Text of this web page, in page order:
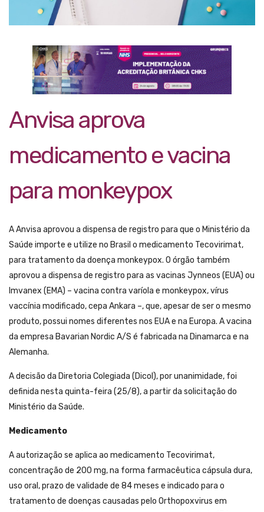
Anvisa aprova
medicamento e vacina
para monkeypox
A Anvisa aprovou a dispensa de registro para que o Ministério da
Saúde importe e utilize no Brasil o medicamento Tecovirimat,
para tratamento da doença monkeypox. O órgão também
aprovou a dispensa de registro para as vacinas Jynneos (EUA) ou
Imvanex (EMA) – vacina contra varíola e monkeypox, vírus
vaccínia modificado, cepa Ankara –, que, apesar de ser o mesmo
produto, possui nomes diferentes nos EUA e na Europa. A vacina
da empresa Bavarian Nordic A/S é fabricada na Dinamarca e na
Alemanha.
A decisão da Diretoria Colegiada (Dicol), por unanimidade, foi
definida nesta quinta-feira (25/8), a partir da solicitação do
Ministério da Saúde.
Medicamento
A autorização se aplica ao medicamento Tecovirimat,
concentração de 200 mg, na forma farmacêutica cápsula dura,
uso oral, prazo de validade de 84 meses e indicado para o
tratamento de doenças causadas pelo Orthopoxvirus em